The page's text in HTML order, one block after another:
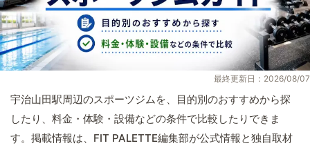
最終更新日：2026/08/07
宇治山田駅周辺のスポーツジムを、目的別のおすすめから探
したり、料金・体験・設備などの条件で比較したりできま
す。掲載情報は、FIT PALETTE編集部が公式情報と独自取材